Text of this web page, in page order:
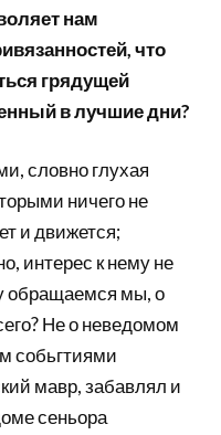
нам
что
грядущей
в лучшие дни?
словно глухая
ничего не
и движется;
интерес к нему не
обращаемся мы, о
Не о неведомом
собьгтиями
мавр, забавлял и
сеньора